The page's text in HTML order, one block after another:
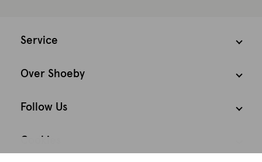
Service
Over Shoeby
Follow Us